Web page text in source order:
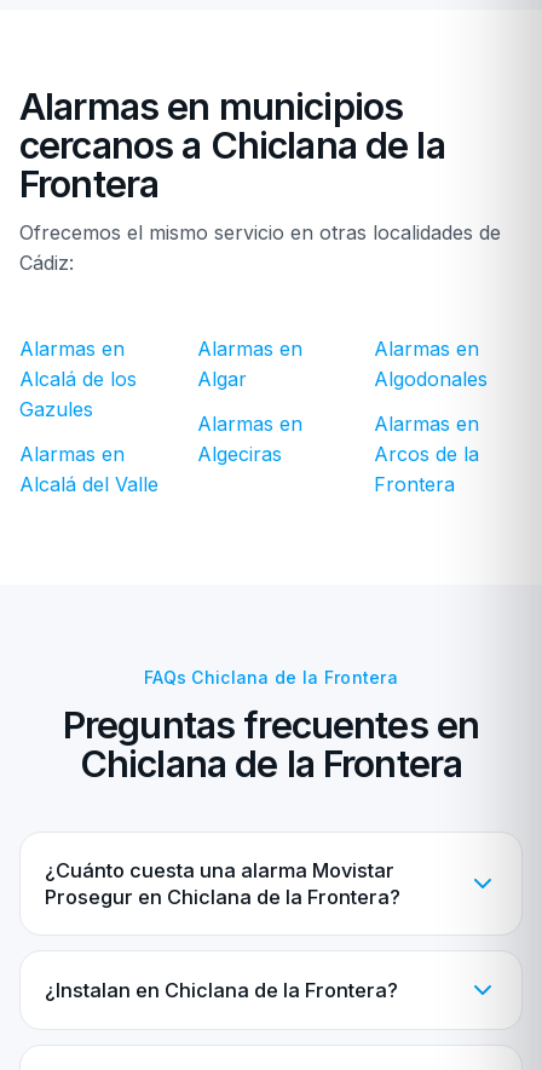
Alarmas en municipios
cercanos a Chiclana de la
Frontera
Ofrecemos el mismo servicio en otras localidades de
Cádiz:
Alarmas en
Alcalá de los
Gazules
Alarmas en
Alcalá del Valle
Alarmas en
Algar
Alarmas en
Algeciras
Alarmas en
Algodonales
Alarmas en
Arcos de la
Frontera
FAQs Chiclana de la Frontera
Preguntas frecuentes en
Chiclana de la Frontera
¿Cuánto cuesta una alarma Movistar
Prosegur en Chiclana de la Frontera?
¿Instalan en Chiclana de la Frontera?